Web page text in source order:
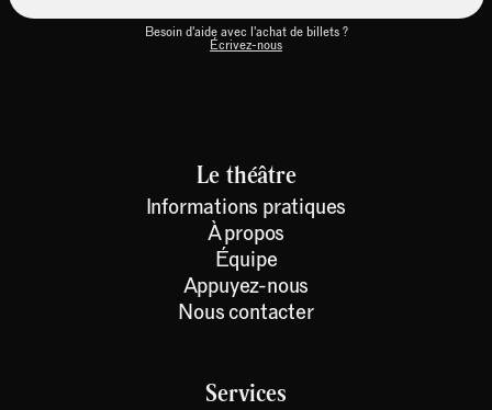
Services
Le théâtre
Informations pratiques
À propos
Équipe
Appuyez-nous
Nous contacter
Besoin d'aide avec l'achat de billets ?
Écrivez-nous